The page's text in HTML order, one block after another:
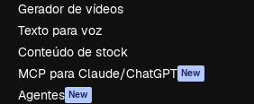
Gerador de vídeos
Texto para voz
Conteúdo de stock
MCP para Claude/ChatGPT New
Agentes New